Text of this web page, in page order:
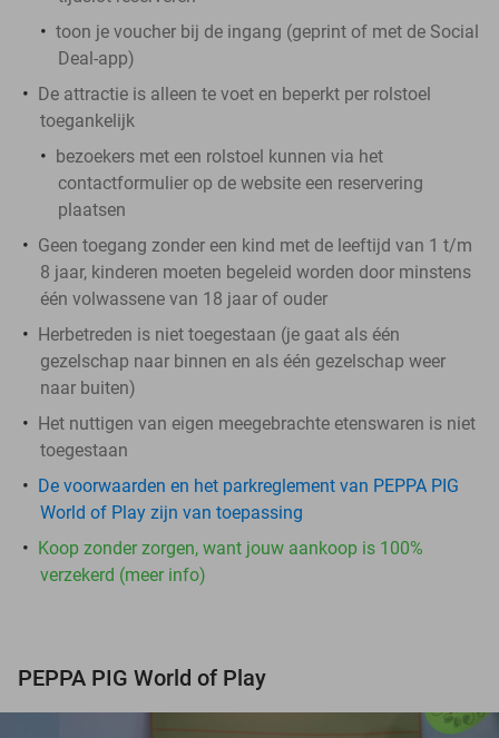
toon je voucher bij de ingang (geprint of met de Social
Deal-app)
De attractie is alleen te voet en beperkt per rolstoel
toegankelijk
bezoekers met een rolstoel kunnen via het
contactformulier op de website een reservering
plaatsen
Geen toegang zonder een kind met de leeftijd van 1 t/m
8 jaar, kinderen moeten begeleid worden door minstens
één volwassene van 18 jaar of ouder
Herbetreden is niet toegestaan (je gaat als één
gezelschap naar binnen en als één gezelschap weer
naar buiten)
Het nuttigen van eigen meegebrachte etenswaren is niet
toegestaan
De voorwaarden en het parkreglement van PEPPA PIG
World of Play zijn van toepassing
Koop zonder zorgen, want jouw aankoop is 100%
verzekerd (meer info)
PEPPA PIG World of Play